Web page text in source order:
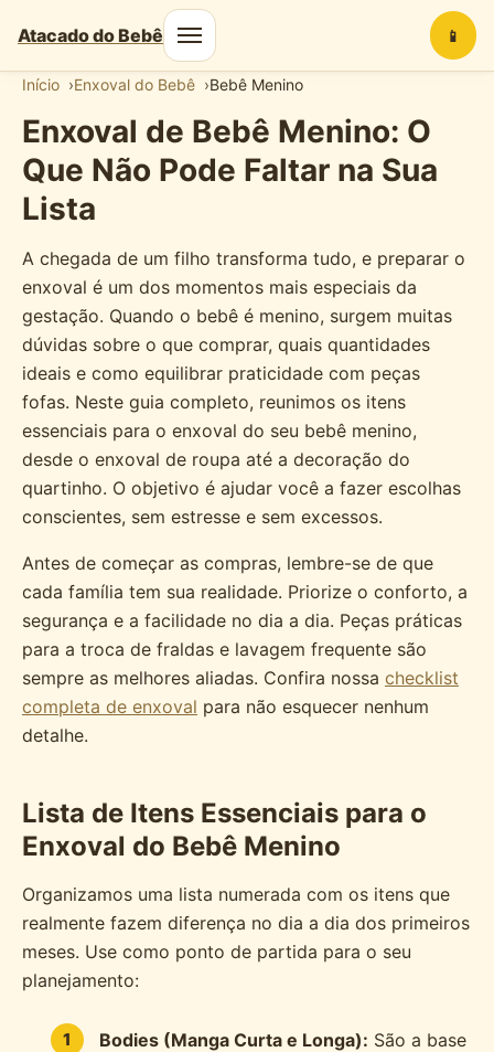
Atacado do Bebê 📱
Início Enxoval do Bebê Bebê Menino
Enxoval de Bebê Menino: O
Que Não Pode Faltar na Sua
Lista
A chegada de um filho transforma tudo, e preparar o
enxoval é um dos momentos mais especiais da
gestação. Quando o bebê é menino, surgem muitas
dúvidas sobre o que comprar, quais quantidades
ideais e como equilibrar praticidade com peças
fofas. Neste guia completo, reunimos os itens
essenciais para o enxoval do seu bebê menino,
desde o enxoval de roupa até a decoração do
quartinho. O objetivo é ajudar você a fazer escolhas
conscientes, sem estresse e sem excessos.
Antes de começar as compras, lembre-se de que
cada família tem sua realidade. Priorize o conforto, a
segurança e a facilidade no dia a dia. Peças práticas
para a troca de fraldas e lavagem frequente são
sempre as melhores aliadas. Confira nossa checklist
completa de enxoval para não esquecer nenhum
detalhe.
Lista de Itens Essenciais para o
Enxoval do Bebê Menino
Organizamos uma lista numerada com os itens que
realmente fazem diferença no dia a dia dos primeiros
meses. Use como ponto de partida para o seu
planejamento:
Bodies (Manga Curta e Longa): São a base